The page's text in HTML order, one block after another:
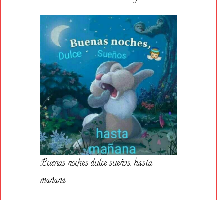
Buenas noches dulce sueños, hasta
mañana